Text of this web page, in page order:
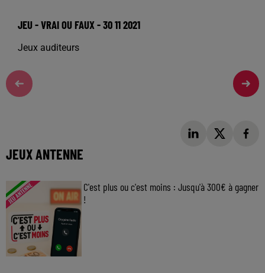
JEU - VRAI OU FAUX - 30 11 2021
Jeux auditeurs
JEUX ANTENNE
C'est plus ou c'est moins : Jusqu'à 300€ à gagner
!